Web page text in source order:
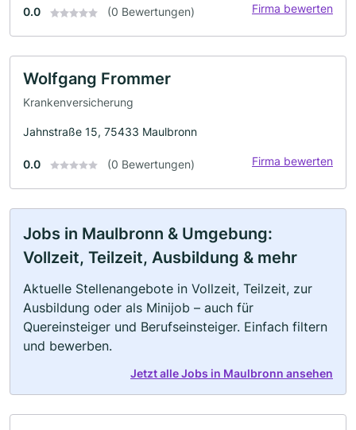
0.0 (0 Bewertungen) Firma bewerten
Wolfgang Frommer
Krankenversicherung
Jahnstraße 15, 75433 Maulbronn
0.0 (0 Bewertungen) Firma bewerten
Jobs in Maulbronn & Umgebung:
Vollzeit, Teilzeit, Ausbildung & mehr
Aktuelle Stellenangebote in Vollzeit, Teilzeit, zur
Ausbildung oder als Minijob – auch für
Quereinsteiger und Berufseinsteiger. Einfach filtern
und bewerben.
Jetzt alle Jobs in Maulbronn ansehen